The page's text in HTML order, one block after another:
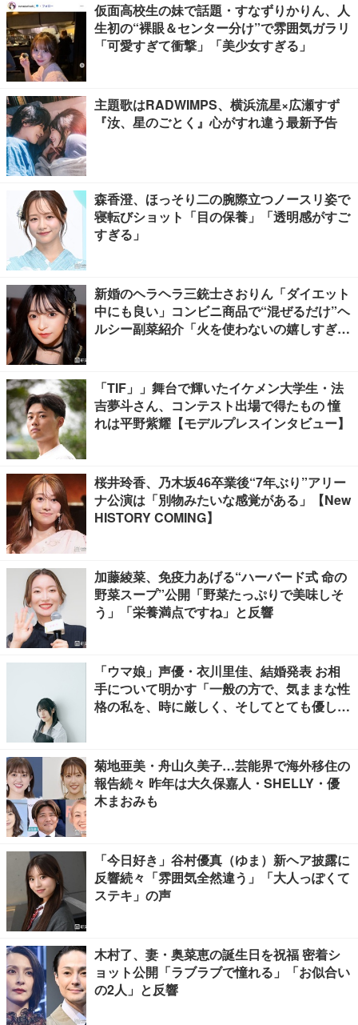
仮面高校生の妹で話題・すなずりかりん、人
生初の“裸眼＆センター分け”で雰囲気ガラリ
「可愛すぎて衝撃」「美少女すぎる」
主題歌はRADWIMPS、横浜流星×広瀬すず
『汝、星のごとく』心がすれ違う最新予告
森香澄、ほっそり二の腕際立つノースリ姿で
寝転びショット「目の保養」「透明感がすご
すぎる」
新婚のヘラヘラ三銃士さおりん「ダイエット
中にも良い」コンビニ商品で“混ぜるだけ”ヘ
ルシー副菜紹介「火を使わないの嬉しすぎ
「TIF」」舞台で輝いたイケメン大学生・法
吉夢斗さん、コンテスト出場で得たもの 憧
れは平野紫耀【モデルプレスインタビュー】
桜井玲香、乃木坂46卒業後“7年ぶり”アリー
ナ公演は「別物みたいな感覚がある」【New
HISTORY COMING】
加藤綾菜、免疫力あげる“ハーバード式 命の
野菜スープ”公開「野菜たっぷりで美味しそ
う」「栄養満点ですね」と反響
「ウマ娘」声優・衣川里佳、結婚発表 お相
手について明かす「一般の方で、気ままな性
格の私を、時に厳しく、そしてとても優し
菊地亜美・舟山久美子…芸能界で海外移住の
報告続々 昨年は大久保嘉人・SHELLY・優
木まおみも
「今日好き」谷村優真（ゆま）新ヘア披露に
反響続々「雰囲気全然違う」「大人っぽくて
ステキ」の声
木村了、妻・奥菜恵の誕生日を祝福 密着シ
ョット公開「ラブラブで憧れる」「お似合い
の2人」と反響